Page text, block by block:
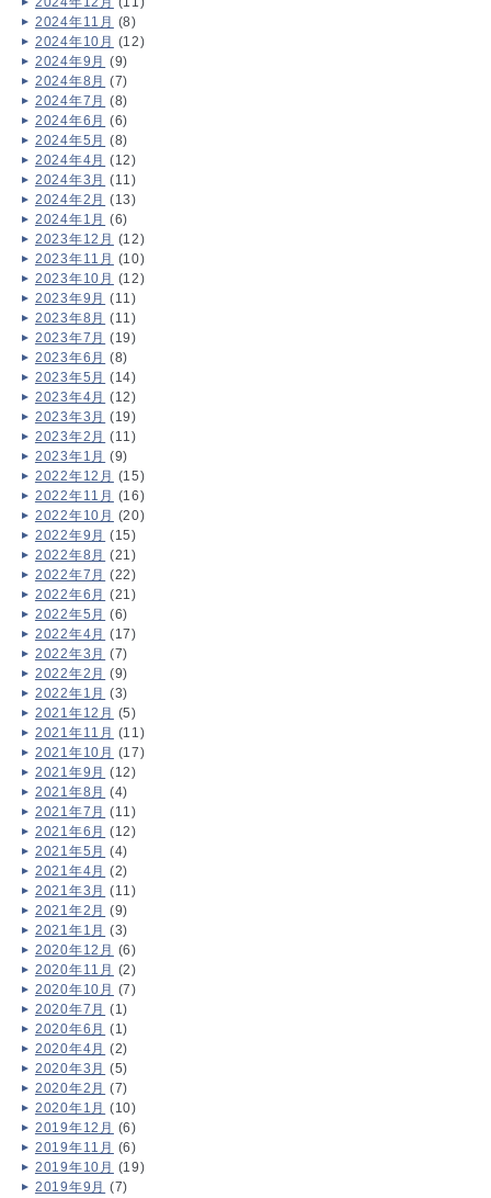
2024年11月 (8)
2024年10月 (12)
2024年9月 (9)
2024年8月 (7)
2024年7月 (8)
2024年6月 (6)
2024年5月 (8)
2024年4月 (12)
2024年3月 (11)
2024年2月 (13)
2024年1月 (6)
2023年12月 (12)
2023年11月 (10)
2023年10月 (12)
2023年9月 (11)
2023年8月 (11)
2023年7月 (19)
2023年6月 (8)
2023年5月 (14)
2023年4月 (12)
2023年3月 (19)
2023年2月 (11)
2023年1月 (9)
2022年12月 (15)
2022年11月 (16)
2022年10月 (20)
2022年9月 (15)
2022年8月 (21)
2022年7月 (22)
2022年6月 (21)
2022年5月 (6)
2022年4月 (17)
2022年3月 (7)
2022年2月 (9)
2022年1月 (3)
2021年12月 (5)
2021年11月 (11)
2021年10月 (17)
2021年9月 (12)
2021年8月 (4)
2021年7月 (11)
2021年6月 (12)
2021年5月 (4)
2021年4月 (2)
2021年3月 (11)
2021年2月 (9)
2021年1月 (3)
2020年12月 (6)
2020年11月 (2)
2020年10月 (7)
2020年7月 (1)
2020年6月 (1)
2020年4月 (2)
2020年3月 (5)
2020年2月 (7)
2020年1月 (10)
2019年12月 (6)
2019年11月 (6)
2019年10月 (19)
2019年9月 (7)